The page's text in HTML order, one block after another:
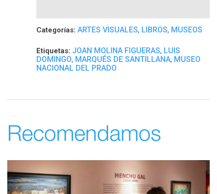
Categorías: ARTES VISUALES, LIBROS, MUSEOS
Etiquetas: JOAN MOLINA FIGUERAS, LUIS
DOMINGO, MARQUÉS DE SANTILLANA, MUSEO
NACIONAL DEL PRADO
Recomendamos